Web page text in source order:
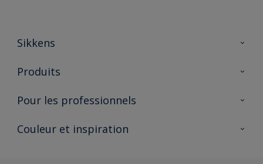
Sikkens
À propos de Sikkens
Durabilité
Produits
Produits pour l’intérieur
Trouver un point de vente
Pour les professionnels
Partenaires Sikkens 🔗
Couleur et inspiration